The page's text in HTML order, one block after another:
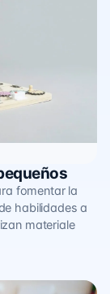
fomentar la
habilidades a
materiale